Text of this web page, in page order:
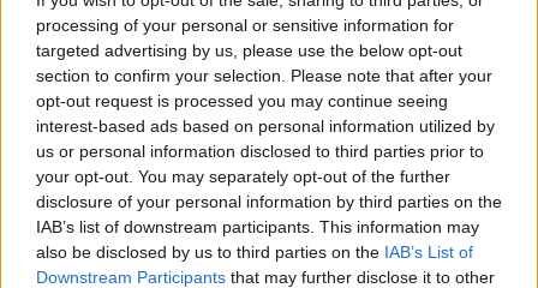
processing of your personal or sensitive information for
targeted advertising by us, please use the below opt-out
section to confirm your selection. Please note that after your
opt-out request is processed you may continue seeing
interest-based ads based on personal information utilized by
us or personal information disclosed to third parties prior to
your opt-out. You may separately opt-out of the further
disclosure of your personal information by third parties on the
IAB’s list of downstream participants. This information may
also be disclosed by us to third parties on the IAB’s List of
Downstream Participants that may further disclose it to other
Θέσεις εργασίας
Όλες οι Θέσεις Εργασίας